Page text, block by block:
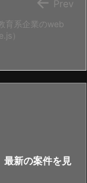
育系企業のweb
）
Prev
新の案件を見